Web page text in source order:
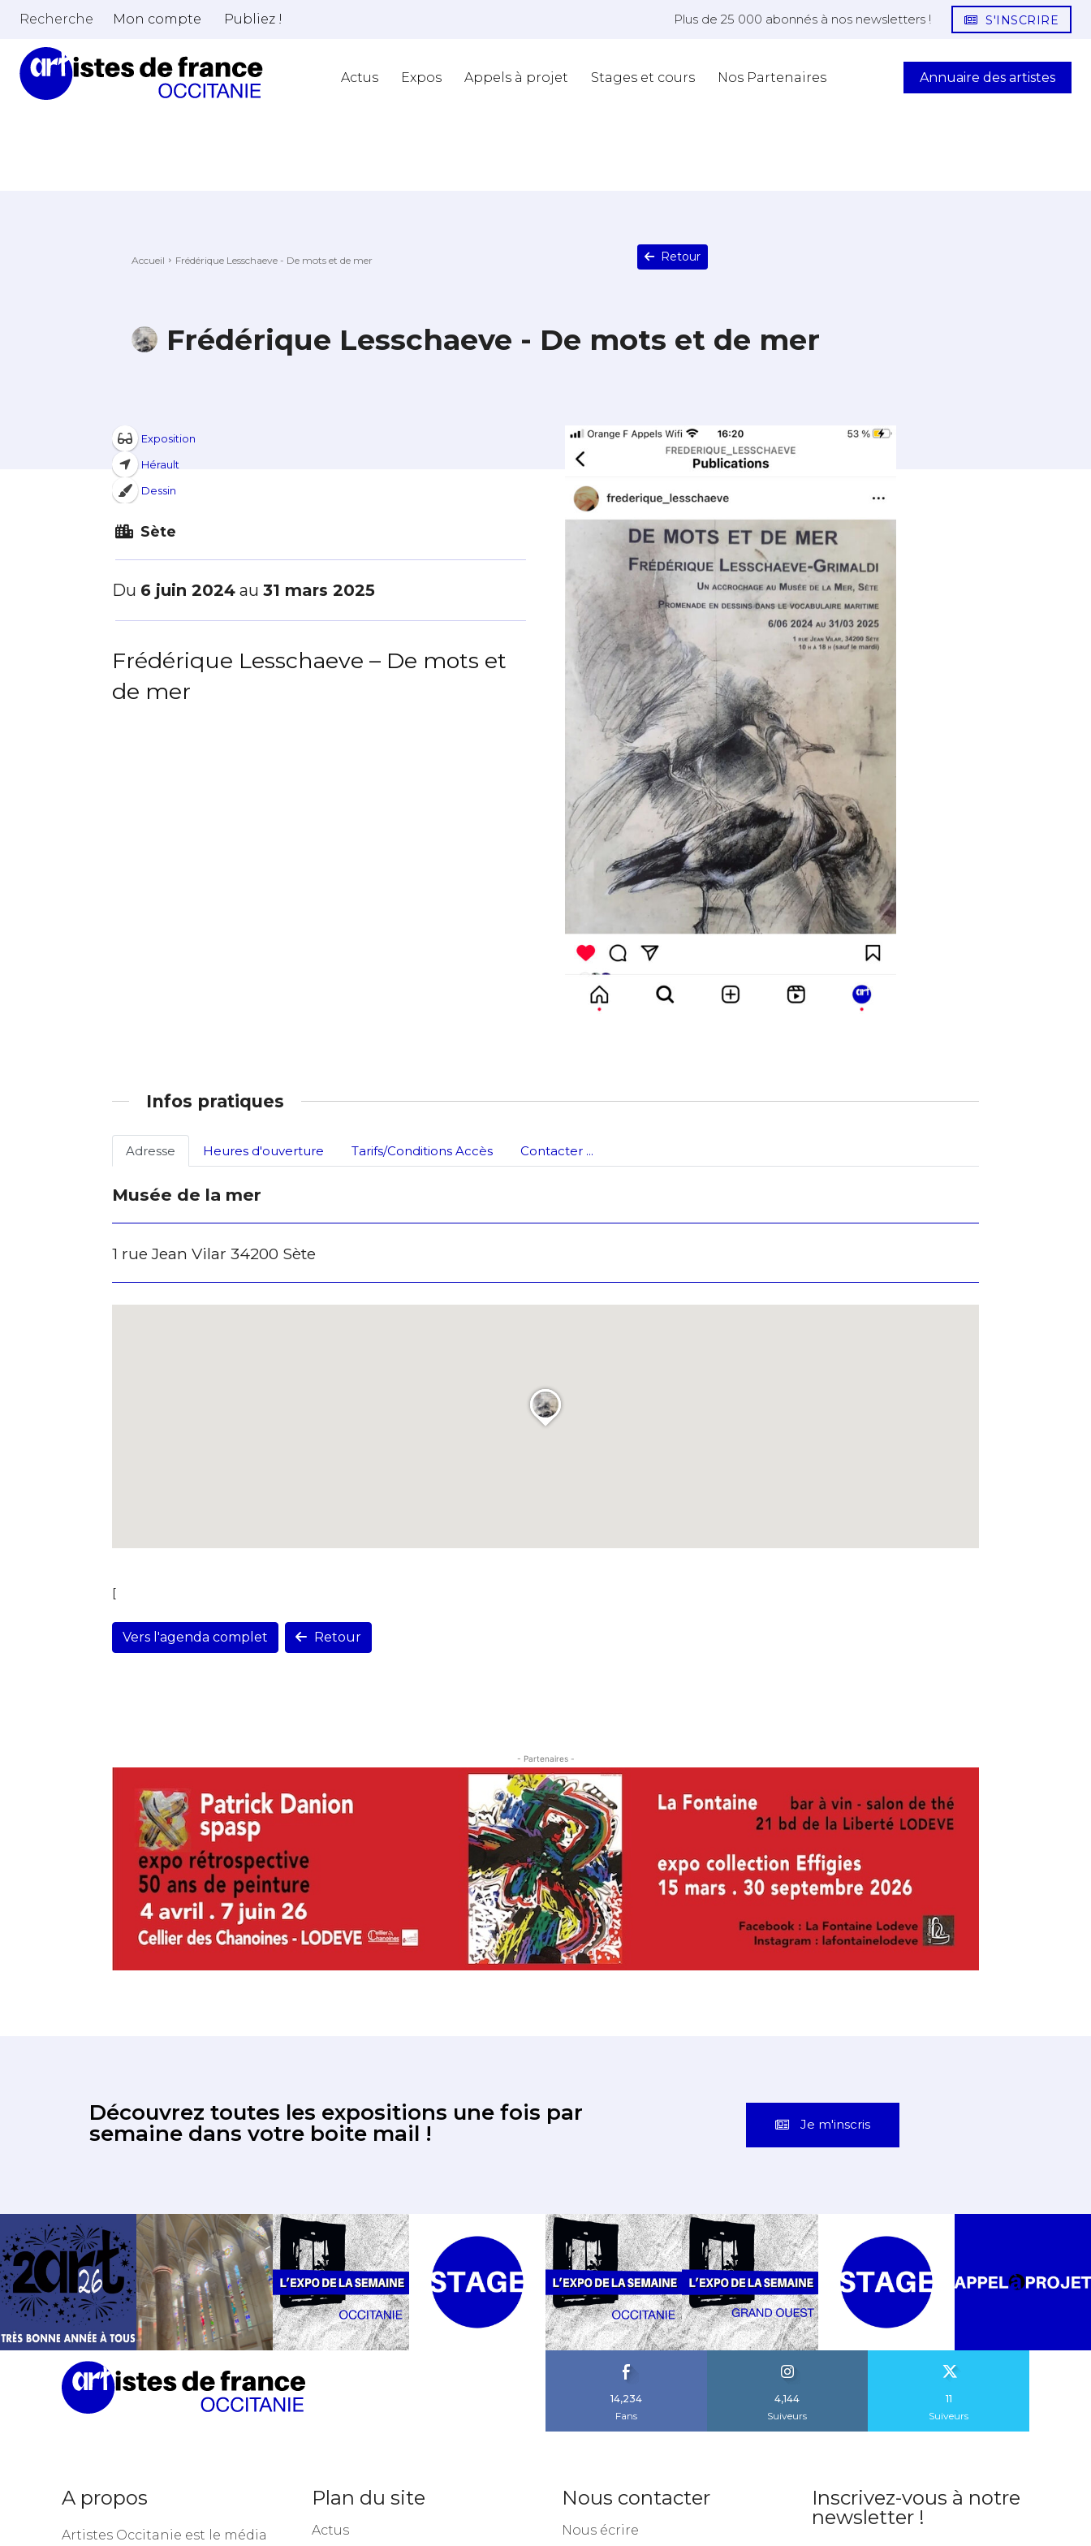
Recherche Mon compte Publiez ! Plus de 25 000 abonnés à nos newsletters ! S'INSCRIRE
Actus Expos Appels à projet Stages et cours Nos Partenaires Annuaire des artistes
Accueil Frédérique Lesschaeve - De mots et de mer Retour
Frédérique Lesschaeve - De mots et de mer
Exposition
Hérault
Dessin
Sète
Du 6 juin 2024 au 31 mars 2025
Frédérique Lesschaeve – De mots et
de mer
Infos pratiques
Adresse Heures d'ouverture Tarifs/Conditions Accès Contacter ...
Musée de la mer
1 rue Jean Vilar 34200 Sète
[
Vers l'agenda complet Retour
- Partenaires -
Découvrez toutes les expositions une fois par
semaine dans votre boite mail !
Je m'inscris
14,234
Fans
4,144
Suiveurs
11
Suiveurs
A propos
Artistes Occitanie est le média
Plan du site
Actus
Nous contacter
Nous écrire
Inscrivez-vous à notre
newsletter !